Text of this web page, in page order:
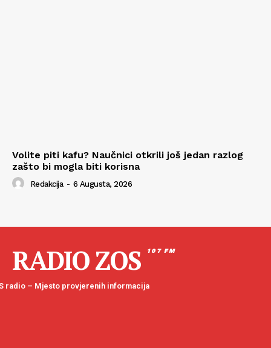
Volite piti kafu? Naučnici otkrili još jedan razlog
zašto bi mogla biti korisna
Redakcija - 6 Augusta, 2026
RADIO ZOS 107 FM
radio – Mjesto provjerenih informacija